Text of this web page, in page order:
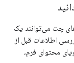
چت می‌توانند یک
اطلاعات قبل از
محتوای فرم،